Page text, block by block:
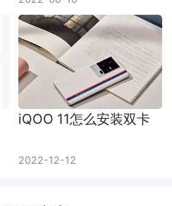
iQOO 11怎么安装双卡
2022-12-12